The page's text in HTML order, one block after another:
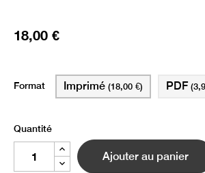
18,00 €
Format Imprimé (18,00 €) PDF
Quantité
Ajouter au panier